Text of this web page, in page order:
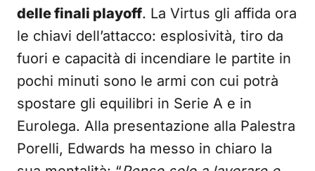
delle finali playoff. La Virtus gli affida ora
le chiavi dell’attacco: esplosività, tiro da
fuori e capacità di incendiare le partite in
pochi minuti sono le armi con cui potrà
spostare gli equilibri in Serie A e in
Eurolega. Alla presentazione alla Palestra
Porelli, Edwards ha messo in chiaro la